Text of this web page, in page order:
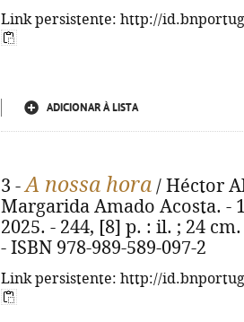
Link persistente: http://
ADICIONAR À LISTA
3 -A nossa hora / Héctor
Margarida Amado Acosta. -
2025. - 244, [8] p. : il. ; 24
- ISBN 978-989-589-097-2
Link persistente: http://